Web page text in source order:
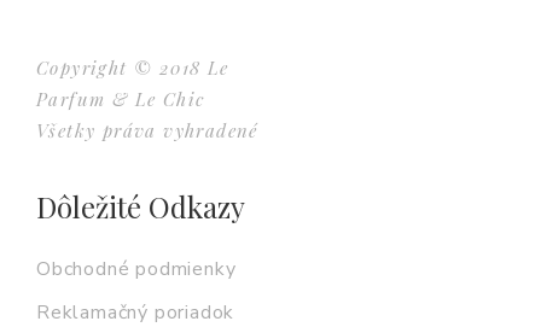
Copyright © 2018 Le
Parfum & Le Chic
Všetky práva vyhradené
Dôležité Odkazy
Obchodné podmienky
Reklamačný poriadok